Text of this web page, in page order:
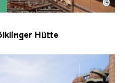
Völklinger Hütte mit
Völklinger Hütte | Karl
©
Hütte